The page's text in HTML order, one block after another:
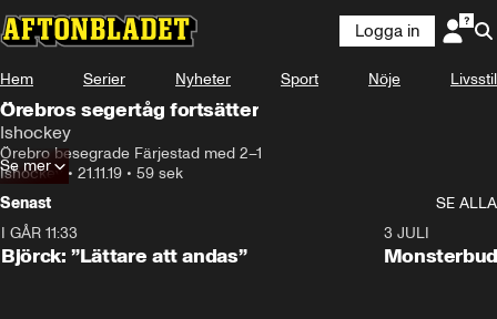
Logga in
Hem Serier Nyheter Sport Nöje Livsstil
Örebros segertåg fortsätter
Ishockey
Örebro besegrade Färjestad med 2–1
Ishockey• 21.11.19 • 59 sek
Se mer
Senast
SE ALLA
I GÅR 11:33
Björck: ”Lättare att andas”
3 JULI